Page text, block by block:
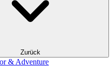
Zurück
& Adventure